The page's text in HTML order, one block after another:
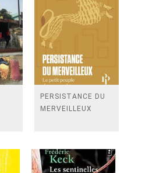
PERSISTANCE DU
MERVEILLEUX